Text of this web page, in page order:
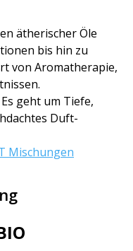
ätherischer Öle
bis hin zu
von Aromatherapie,
geht um Tiefe,
Duft-
Mischungen